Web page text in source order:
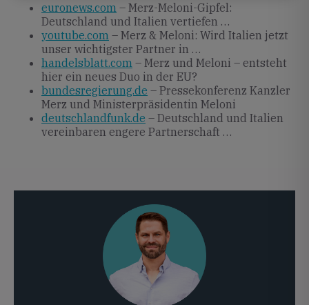
euronews.com – Merz-Meloni-Gipfel:
Deutschland und Italien vertiefen …
youtube.com – Merz & Meloni: Wird Italien jetzt
unser wichtigster Partner in …
handelsblatt.com – Merz und Meloni – entsteht
hier ein neues Duo in der EU?
bundesregierung.de – Pressekonferenz Kanzler
Merz und Ministerpräsidentin Meloni
deutschlandfunk.de – Deutschland und Italien
vereinbaren engere Partnerschaft …